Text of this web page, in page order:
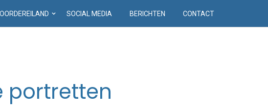
SOCIAL MEDIA BERICHTEN CONTACT
portretten